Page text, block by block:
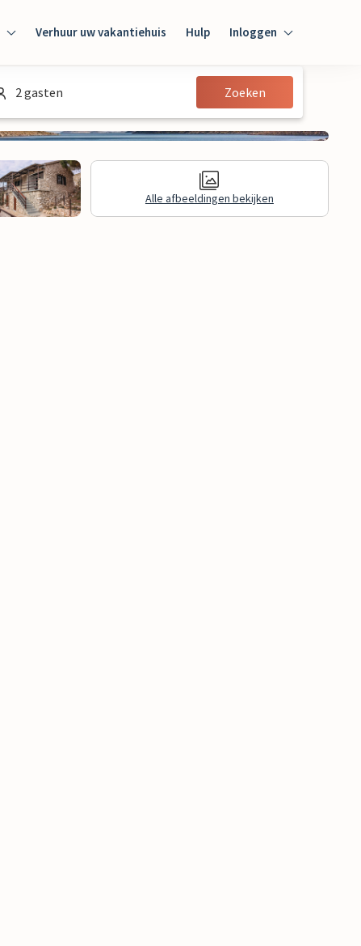
Verhuur uw vakantiehuis Hulp Inloggen
Inloggen
Gast
2 gasten Zoeken
Alle afbeeldingen bekijken